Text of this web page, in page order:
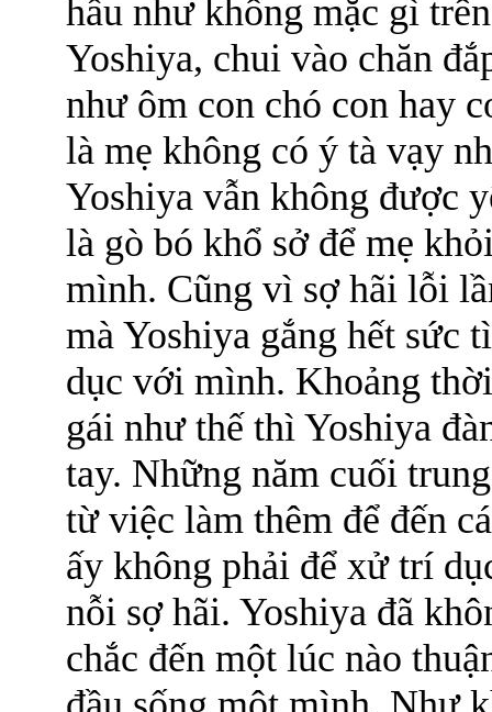
hầu như không mặc gì
Yoshiya, chui vào chăn
như ôm con chó con hay
là mẹ không có ý tà vạy
Yoshiya vẫn không được
là gò bó khổ sở để mẹ
mình. Cũng vì sợ hãi lỗi
mà Yoshiya gắng hết sức
dục với mình. Khoảng
gái như thế thì Yoshiya
tay. Những năm cuối
từ việc làm thêm để đến
ấy không phải để xử trí
nỗi sợ hãi. Yoshiya đã
chắc đến một lúc nào